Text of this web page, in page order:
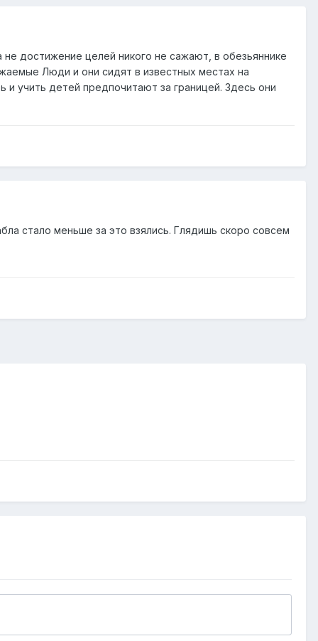
достижение целей никого не сажают, в обезьяннике
Люди и они сидят в известных местах на
учить детей предпочитают за границей. Здесь они
стало меньше за это взялись. Глядишь скоро совсем